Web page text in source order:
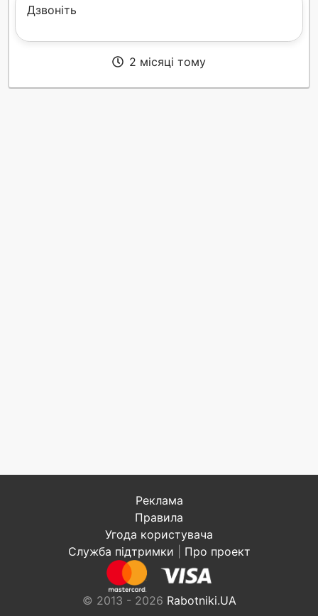
Дзвоніть
2 місяці тому
Реклама
Правила
Угода користувача
Служба підтримки
Про проект
© 2013 - 2026 Rabotniki.UA